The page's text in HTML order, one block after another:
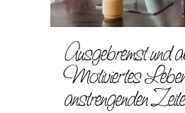
Ausgebremst und
Motiviertes Leben
anstrengenden